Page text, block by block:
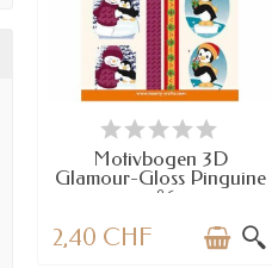
VERFÜGBAR
Motivbogen 3D
Glamour-Gloss Pinguine
n°6
2,40 CHF